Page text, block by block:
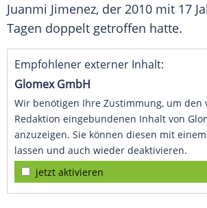
Juanmi Jimenez, der 2010 mit 17
Tagen doppelt getroffen hatte.
Empfohlener externer Inhalt:
Glomex GmbH
Wir benötigen Ihre Zustimmung, um den
Redaktion eingebundenen Inhalt von
anzuzeigen. Sie können diesen mit
lassen und auch wieder deaktivieren.
jetzt aktivieren